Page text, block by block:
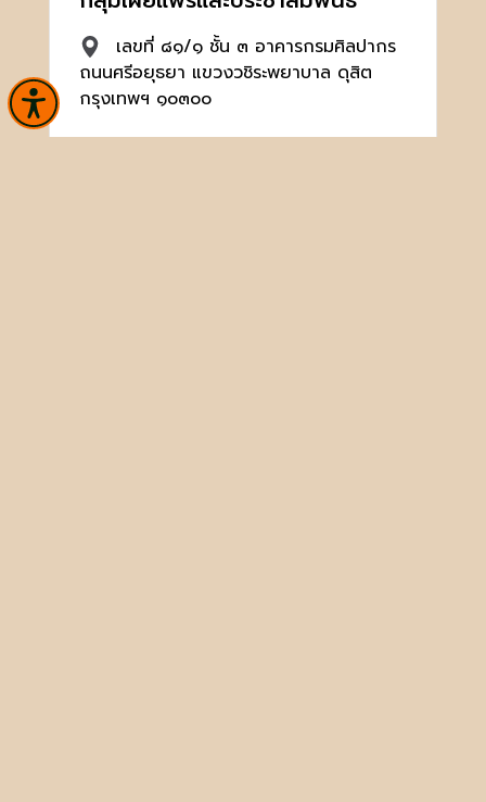
เลขที่ ๘๑/๑ ชั้น ๓ อาคารกรมศิลปากร
ถนนศรีอยุธยา แขวงวชิระพยาบาล ดุสิต
กรุงเทพฯ ๑๐๓๐๐
02 126 6660, 02 164 2501-2